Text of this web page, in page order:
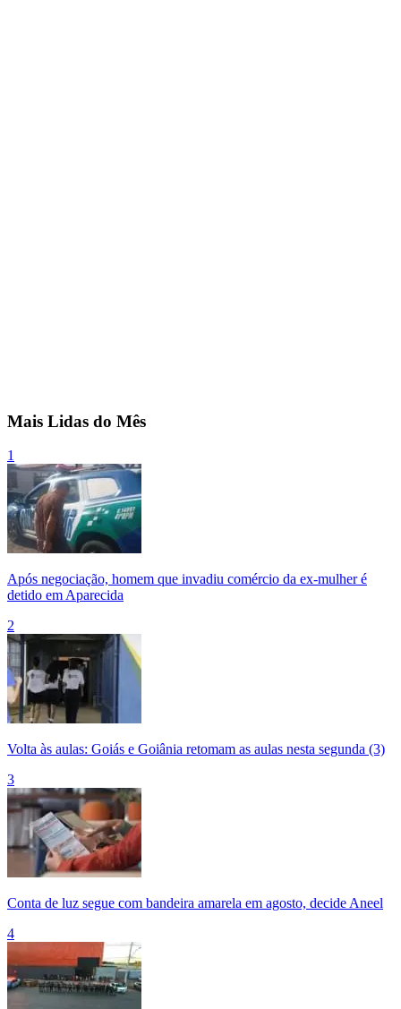
Mais Lidas do Mês
1
Após negociação, homem que invadiu comércio da ex-mulher é
detido em Aparecida
2
Volta às aulas: Goiás e Goiânia retomam as aulas nesta segunda (3)
3
Conta de luz segue com bandeira amarela em agosto, decide Aneel
4